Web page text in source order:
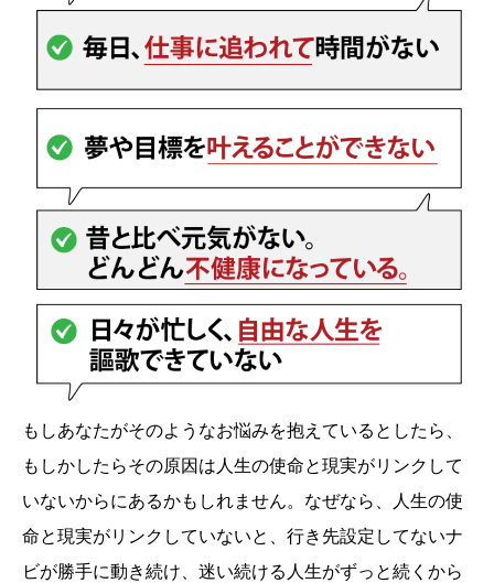
もしあなたがそのようなお悩みを抱えているとしたら、
もしかしたらその原因は人生の使命と現実がリンクして
いないからにあるかもしれません。なぜなら、人生の使
命と現実がリンクしていないと、行き先設定してないナ
ビが勝手に動き続け、迷い続ける人生がずっと続くから